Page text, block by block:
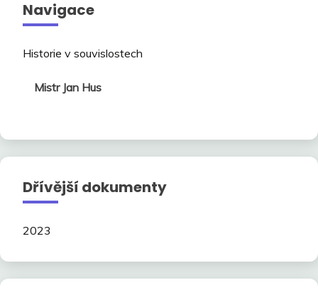
Navigace
Historie v souvislostech
Mistr Jan Hus
Dřívější dokumenty
2023